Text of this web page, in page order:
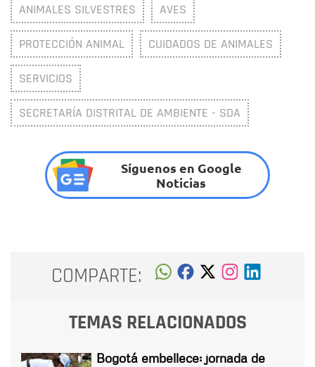
ANIMALES SILVESTRES AVES
PROTECCIÓN ANIMAL CUIDADOS DE ANIMALES
SERVICIOS
SECRETARÍA DISTRITAL DE AMBIENTE - SDA
Síguenos en Google
Noticias
COMPARTE:
TEMAS RELACIONADOS
Bogotá embellece: jornada de